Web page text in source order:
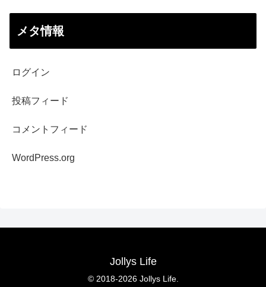
メタ情報
ログイン
投稿フィード
コメントフィード
WordPress.org
Jollys Life
© 2018-2026 Jollys Life.